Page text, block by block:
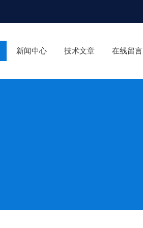
新闻中心 技术文章 在线留言